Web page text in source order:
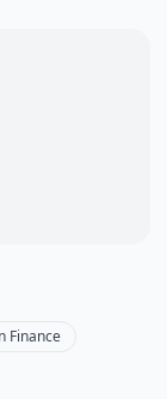
Finance